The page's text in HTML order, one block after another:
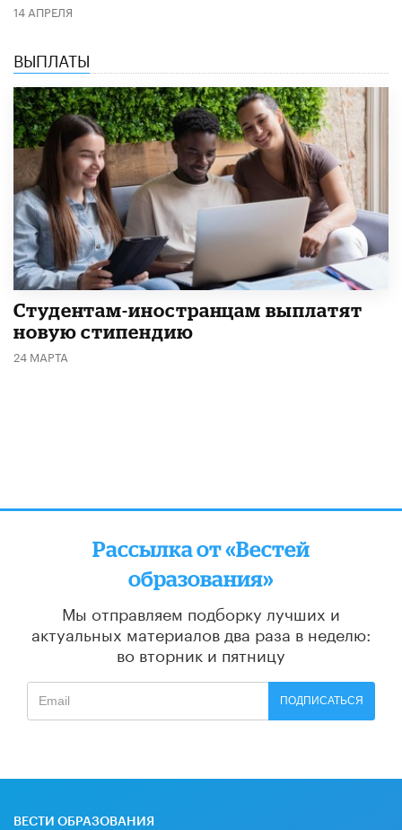
14 АПРЕЛЯ
ВЫПЛАТЫ
Студентам-иностранцам выплатят
новую стипендию
24 МАРТА
Рассылка от «Вестей
образования»
Мы отправляем подборку лучших и
актуальных материалов два раза в неделю:
во вторник и пятницу
ПОДПИСАТЬСЯ
ВЕСТИ ОБРАЗОВАНИЯ